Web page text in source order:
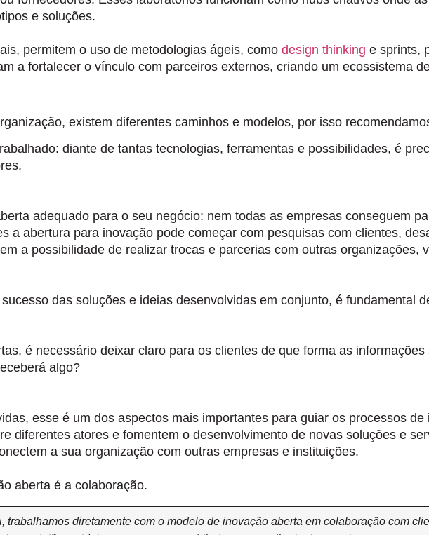
e soluções.
permitem o uso de metodologias ágeis, como design thinking e sprints,
a fortalecer o vínculo com parceiros externos, criando um ecossistema
existem diferentes caminhos e modelos, por isso
diante de tantas tecnologias, ferramentas e possibilidades, é
adequado para o seu negócio: nem todas as empresas conseguem
a abertura para inovação pode começar com pesquisas com clientes,
a possibilidade de realizar trocas e parcerias com outras organizações,
das soluções e ideias desenvolvidas em conjunto, é fundamental
é necessário deixar claro para os clientes de que forma as
algo?
esse é um dos aspectos mais importantes para guiar os processos
diferentes atores e fomentem o desenvolvimento de novas soluções e
a sua organização com outras empresas e instituições.
aberta é a colaboração.
trabalhamos diretamente com o modelo de inovação aberta em colaboração com